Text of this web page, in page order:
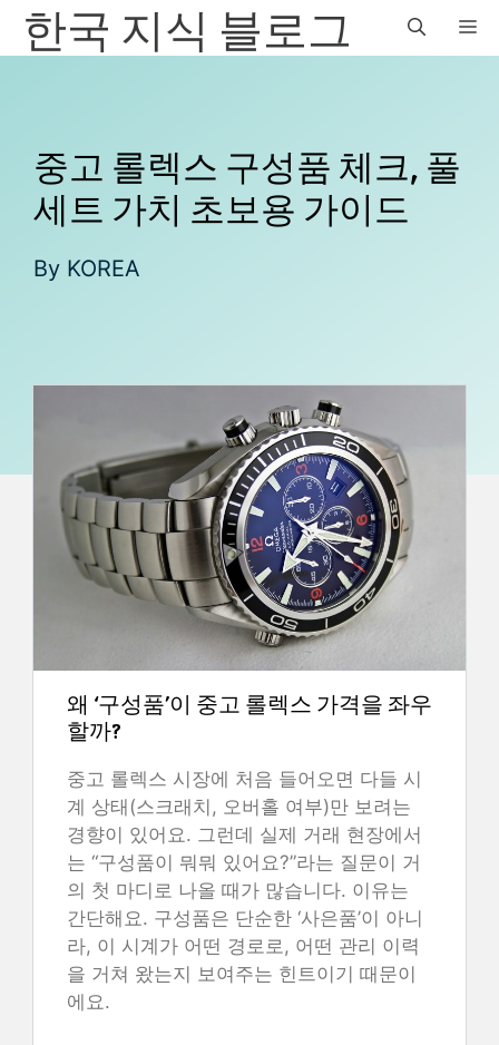
한국 지식 블로그
중고 롤렉스 구성품 체크, 풀
세트 가치 초보용 가이드
By KOREA
왜 ‘구성품’이 중고 롤렉스 가격을 좌우
할까?
중고 롤렉스 시장에 처음 들어오면 다들 시
계 상태(스크래치, 오버홀 여부)만 보려는
경향이 있어요. 그런데 실제 거래 현장에서
는 “구성품이 뭐뭐 있어요?”라는 질문이 거
의 첫 마디로 나올 때가 많습니다. 이유는
간단해요. 구성품은 단순한 ‘사은품’이 아니
라, 이 시계가 어떤 경로로, 어떤 관리 이력
을 거쳐 왔는지 보여주는 힌트이기 때문이
에요.